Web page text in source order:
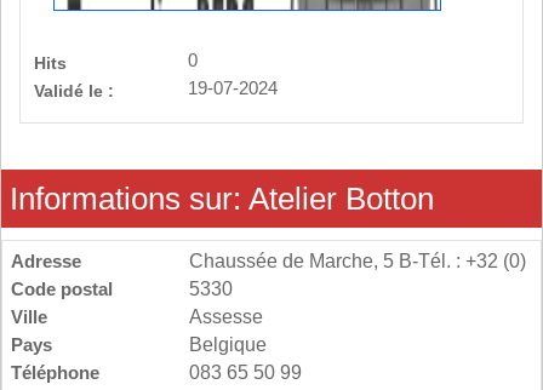
Hits
0
Validé le :
19-07-2024
Informations sur: Atelier Botton
Adresse
Chaussée de Marche, 5 B-Tél. : +32 (0)
Code postal
5330
Ville
Assesse
Pays
Belgique
Téléphone
083 65 50 99